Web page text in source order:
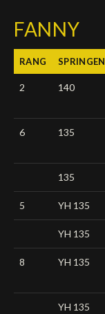
FANNY
RANG SPRINGEN
2 140
6 135
135
5 YH 135
YH 135
8 YH 135
YH 135